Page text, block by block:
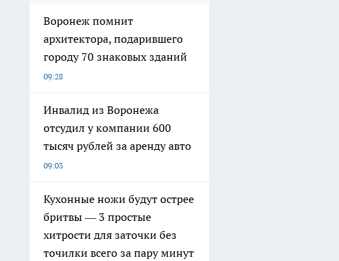
Воронеж помнит
архитектора, подарившего
городу 70 знаковых зданий
09:28
Инвалид из Воронежа
отсудил у компании 600
тысяч рублей за аренду авто
09:03
Кухонные ножи будут острее
бритвы — 3 простые
хитрости для заточки без
точилки всего за пару минут